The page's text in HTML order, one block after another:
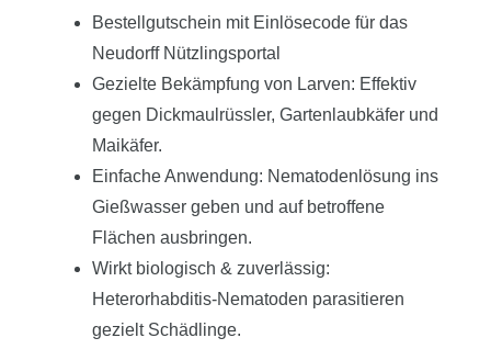
Bestellgutschein mit Einlösecode für das
Neudorff Nützlingsportal
Gezielte Bekämpfung von Larven: Effektiv
gegen Dickmaulrüssler, Gartenlaubkäfer und
Maikäfer.
Einfache Anwendung: Nematodenlösung ins
Gießwasser geben und auf betroffene
Flächen ausbringen.
Wirkt biologisch & zuverlässig:
Heterorhabditis-Nematoden parasitieren
gezielt Schädlinge.